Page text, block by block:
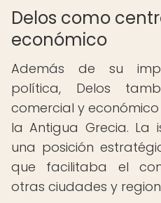
Delos como
económico
Además de su
política, Delos
comercial y
la Antigua Grecia. La
una posición
que facilitaba el
otras ciudades y